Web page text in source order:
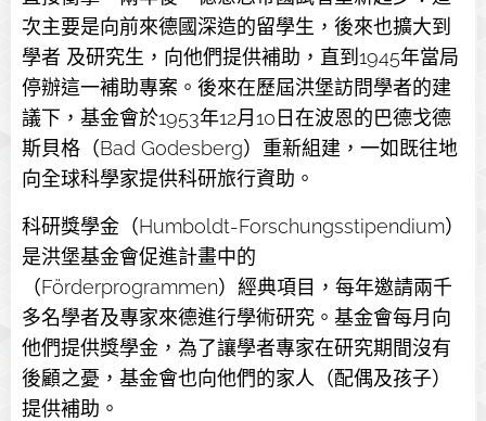
次主要是向前來德國深造的留學生，後來也擴大到
學者 及研究生，向他們提供補助，直到1945年當局
停辦這一補助專案。後來在歷屆洪堡訪問學者的建
議下，基金會於1953年12月10日在波恩的巴德戈德
斯貝格（Bad Godesberg）重新組建，一如既往地
向全球科學家提供科研旅行資助。
科研獎學金（Humboldt-Forschungsstipendium）
是洪堡基金會促進計畫中的
（Förderprogrammen）經典項目，每年邀請兩千
多名學者及專家來德進行學術研究。基金會每月向
他們提供獎學金，為了讓學者專家在研究期間沒有
後顧之憂，基金會也向他們的家人（配偶及孩子）
提供補助。